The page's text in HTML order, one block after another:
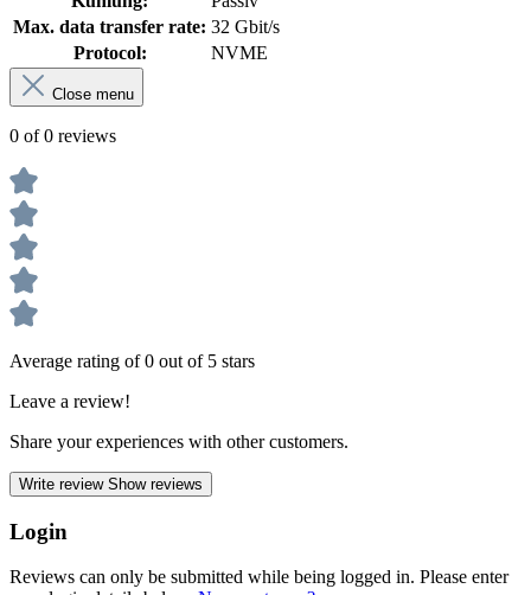
Max. data transfer rate: 32 Gbit/s
Protocol:
NVME
Close menu
0 of 0 reviews
Average rating of 0 out of 5 stars
Leave a review!
Share your experiences with other customers.
Write review Show reviews
Login
Reviews can only be submitted while being logged in. Please enter